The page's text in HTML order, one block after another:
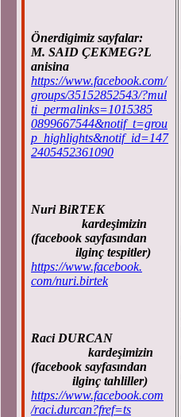
Önerdigimiz sayfalar:
M. SAID ÇEKMEG?L
anisina
https://www.facebook.com/
groups/35152852543/?mul
ti_permalinks=1015385
0899667544&notif_t=grou
p_highlights&notif_id=147
2405452361090
Nuri BiRTEK
kardeşimizin
(facebook sayfasından
ilginç tespitler)
https://www.facebook.
com/nuri.birtek
Raci DURCAN
kardeşimizin
(facebook sayfasından
ilginç tahliller)
https://www.facebook.com
/raci.durcan?fref=ts